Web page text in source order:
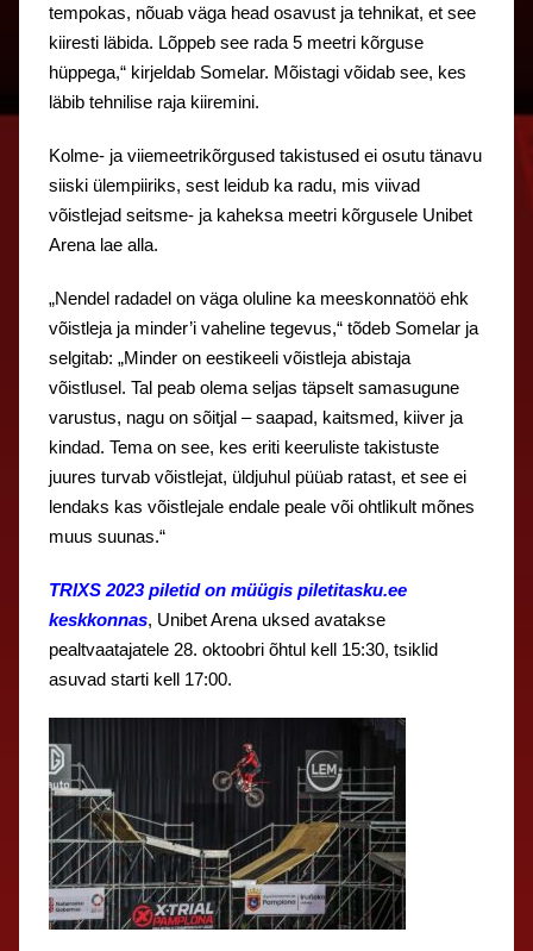
tempokas, nõuab väga head osavust ja tehnikat, et see
kiiresti läbida. Lõppeb see rada 5 meetri kõrguse
hüppega,“ kirjeldab Somelar. Mõistagi võidab see, kes
läbib tehnilise raja kiiremini.
Kolme- ja viiemeetrikõrgused takistused ei osutu tänavu
siiski ülempiiriks, sest leidub ka radu, mis viivad
võistlejad seitsme- ja kaheksa meetri kõrgusele Unibet
Arena lae alla.
„Nendel radadel on väga oluline ka meeskonnatöö ehk
võistleja ja minder’i vaheline tegevus,“ tõdeb Somelar ja
selgitab: „Minder on eestikeeli võistleja abistaja
võistlusel. Tal peab olema seljas täpselt samasugune
varustus, nagu on sõitjal – saapad, kaitsmed, kiiver ja
kindad. Tema on see, kes eriti keeruliste takistuste
juures turvab võistlejat, üldjuhul püüab ratast, et see ei
lendaks kas võistlejale endale peale või ohtlikult mõnes
muus suunas.“
TRIXS 2023 piletid on müügis piletitasku.ee
keskkonnas, Unibet Arena uksed avatakse
pealtvaatajatele 28. oktoobri õhtul kell 15:30, tsiklid
asuvad starti kell 17:00.